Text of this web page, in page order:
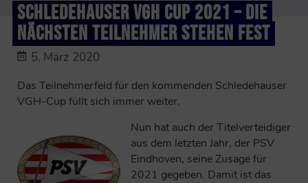
SCHLEDEHAUSER VGH CUP 2021 – DIE
NÄCHSTEN TEILNEHMER STEHEN FEST
5. März 2020
Das Teilnehmerfeld für den kommenden Schledehauser
VGH-Cup füllt sich immer weiter.
Nun hat auch der Titelverteidiger
aus dem letzten Jahr, der PSV
Eindhoven, seine Zusage für
2021 gegeben. Damit ist das